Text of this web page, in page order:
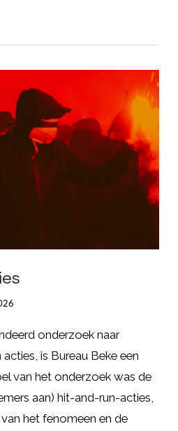
onderzoek naar
is Bureau Beke een
van het onderzoek was de
aan) hit-and-run-acties,
het fenomeen en de